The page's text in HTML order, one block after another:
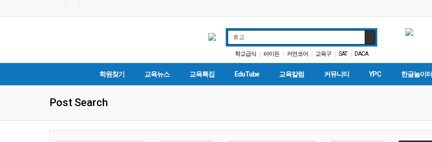
학교급식 | 바이든 | 커먼코어 | 교육구 | SAT | DACA
| 교육정책 | 학자금 | 대입 | ACT
학원찾기 교육뉴스 교육특집 EduTube 교육칼럼 커뮤니티 YPC 한글놀이터
Post Search